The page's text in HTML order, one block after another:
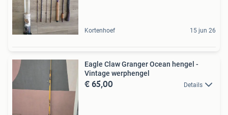
Kortenhoef 15 jun 26
Eagle Claw Granger Ocean hengel -
Vintage werphengel
€ 65,00 Details